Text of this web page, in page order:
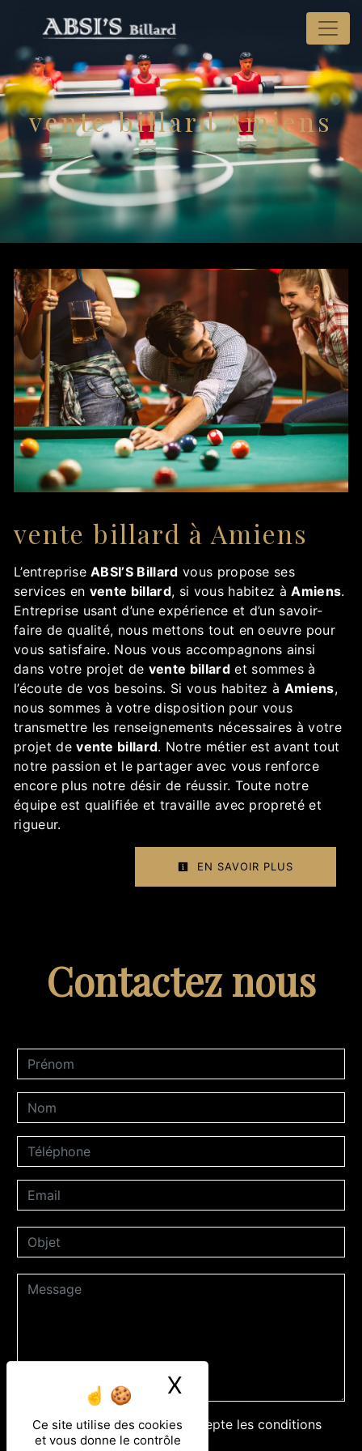
Ce site utilise des cookies
et vous donne le contrôle
X
vente billard Amiens
vente billard à Amiens
L’entrepriseABSI’S Billard vous propose ses
services en vente billard, si vous habitez àAmiens.
Entreprise usant d’une expérience et d’un savoir-
faire de qualité, nous mettons tout en oeuvre pour
vous satisfaire. Nous vous accompagnons ainsi
dans votre projet de vente billardet sommes à
l’écoute de vos besoins. Si vous habitez à Amiens,
nous sommes à votre disposition pour vous
transmettre les renseignements nécessaires à votre
projet devente billard. Notre métier est avant tout
notre passion et le partager avec vous renforce
encore plus notre désir de réussir. Toute notre
équipe est qualifiée et travaille avec propreté et
rigueur.
EN SAVOIR PLUS
Contactez nous
En cochant cette case, j'accepte les conditions
particulières ci-dessous **